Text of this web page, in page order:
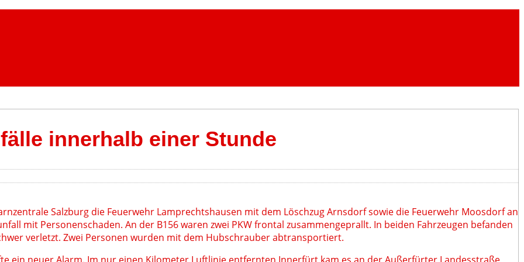
innerhalb einer Stunde
Salzburg die Feuerwehr Lamprechtshausen mit dem Löschzug Arnsdorf sowie die Feuerwehr Moosdorf an
mit Personenschaden. An der B156 waren zwei PKW frontal zusammengeprallt. In beiden Fahrzeugen befanden
verletzt. Zwei Personen wurden mit dem Hubschrauber abtransportiert.